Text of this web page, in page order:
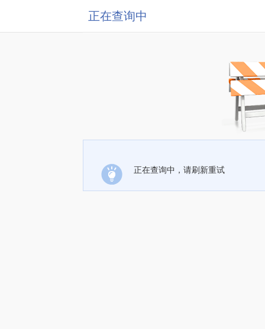
正在查询中
正在查询中，请刷新重试